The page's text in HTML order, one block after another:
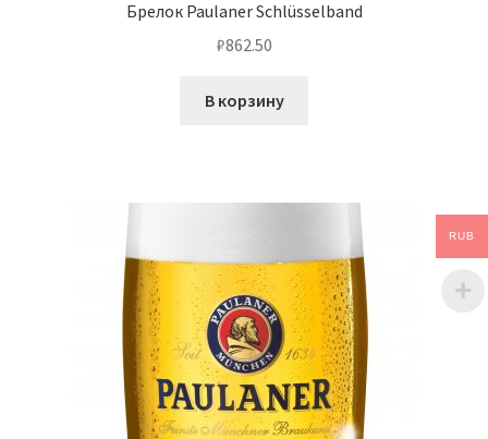
Брелок Paulaner Schlüsselband
₽862.50
В корзину
RUB